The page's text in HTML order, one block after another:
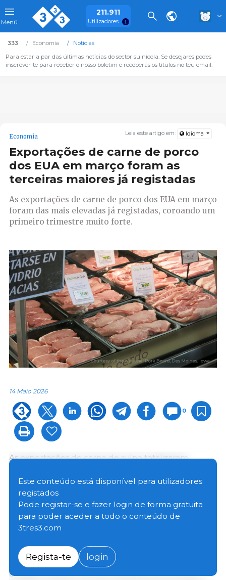
Menú
211.911
Utilizadores
333 Economia
Notícias
Para estar a par das últimas notícias do sector suinícola. Se desejares podes
inscrever-te para receber o nosso boletim e receberás os títulos no teu email.
Leia este artigo em: Idioma
Economia
Exportações de carne de porco
dos EUA em março foram as
terceiras maiores já registadas
As exportações de carne de porco dos EUA em março
foram das mais elevadas já registadas, coroando um
primeiro trimestre muito forte.
14 Maio 2026
0
As exportações de carne de suíno totalizaram
aumento de 6% face ao ano anterior, atingindo o
maior volume dos últimos cinco anos e o terceiro
maior da história. O valor das exportações aumentou
4%, para 803,2 milhões de dólares, o segundo nível
mais elevado alguma vez registado, apenas
exportações cresceram em relação ao ano anterior
para o principal mercado, o México, bem como para
o Japão, América Central, República Dominicana,
Este conteúdo está disponível para utilizadores
registados
Pode registar-se e fazer login de forma gratuita
para poder aceder a todo o conteúdo de
3tres3.com
Regista-te login